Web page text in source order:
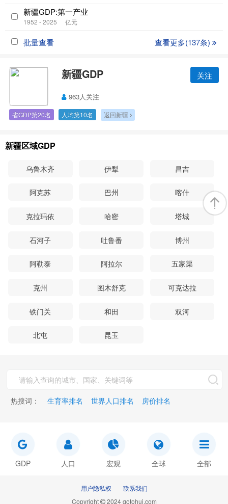
新疆GDP:第一产业
1952 - 2025 亿元
批量查看 查看更多(137条)
新疆GDP 关注
963人关注
省GDP第20名 人均第10名 返回新疆
新疆区域GDP
乌鲁木齐 伊犁 昌吉
阿克苏 巴州 喀什
克拉玛依 哈密 塔城
石河子 吐鲁番 博州
阿勒泰 阿拉尔 五家渠
克州 图木舒克 可克达拉
铁门关 和田 双河
北屯 昆玉
热搜词： 生育率排名 世界人口排名 房价排名
GDP 人口 宏观 全球 全部
用户隐私权
联系我们
Copyright
2024 gotohui.com